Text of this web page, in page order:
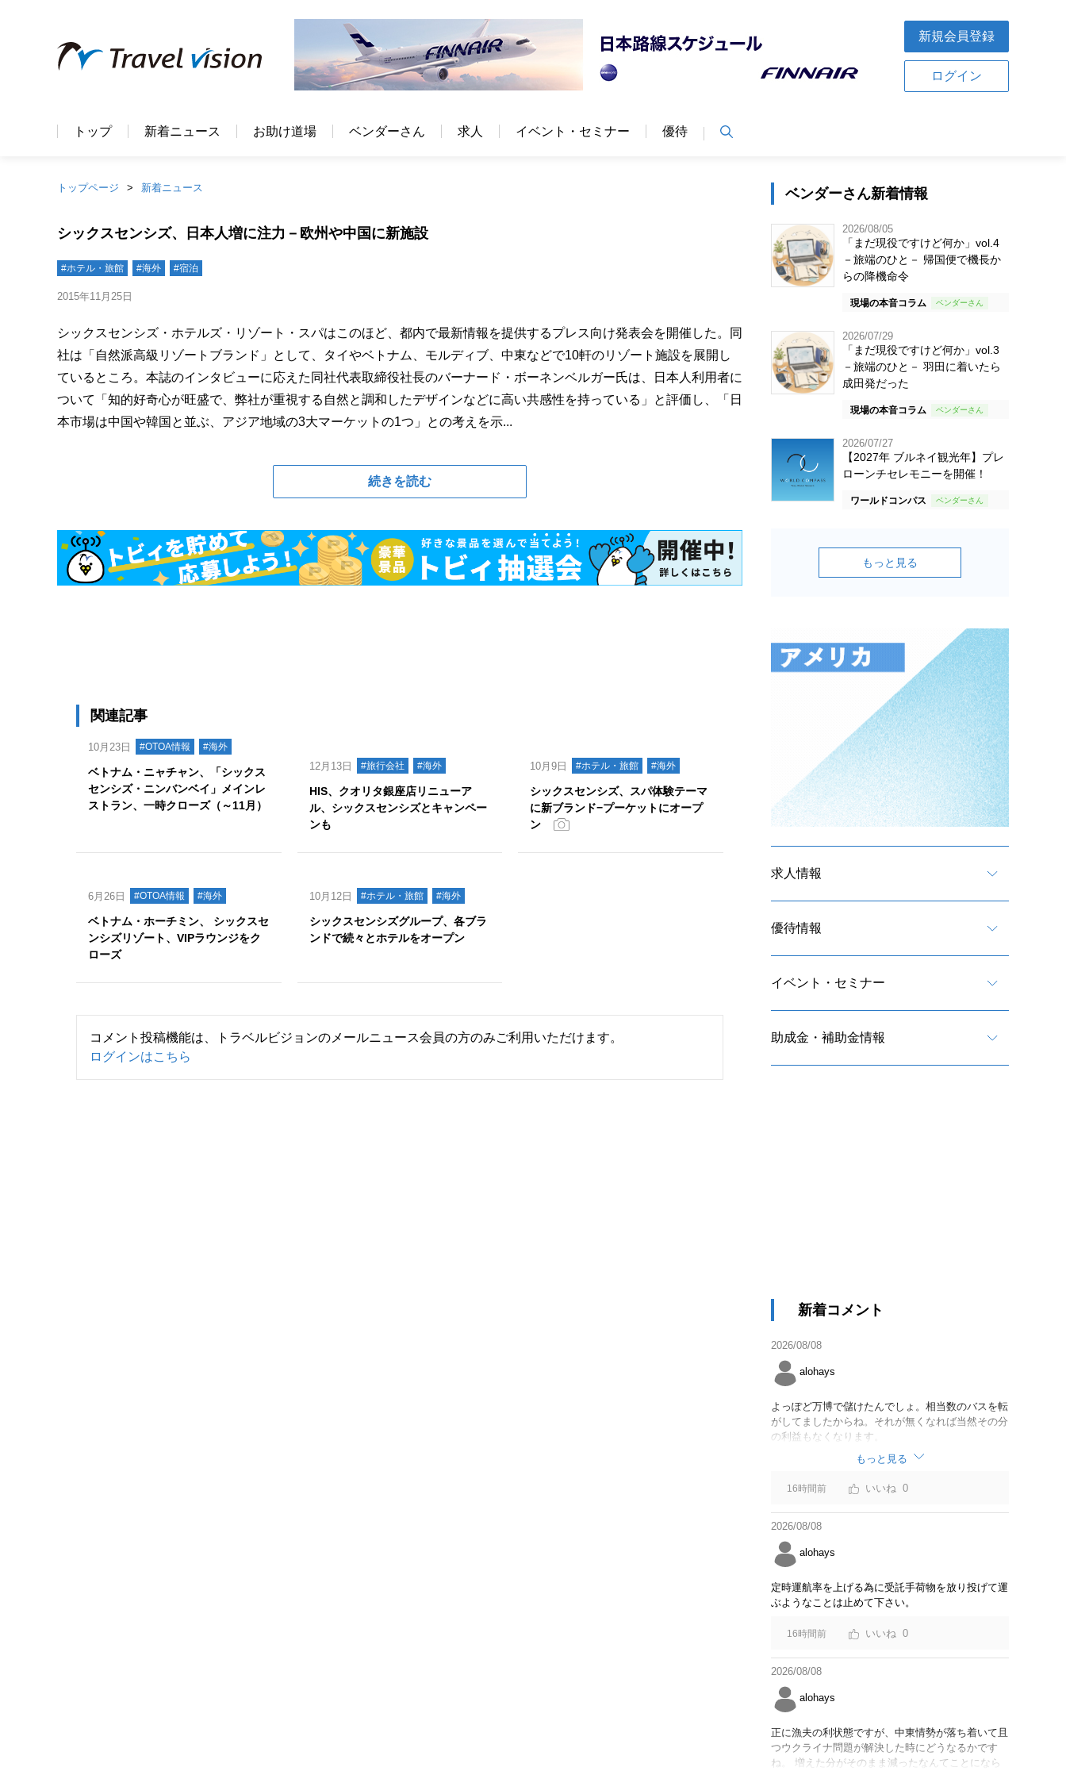
新規会員登録
ログイン
トップ 新着ニュース お助け道場 ベンダーさん 求人 イベント・セミナー 優待
トップページ 新着ニュース
シックスセンシズ、日本人増に注力－欧州や中国に新施設
#ホテル・旅館 #海外 #宿泊
2015年11月25日
シックスセンシズ・ホテルズ・リゾート・スパはこのほど、都内で最新情報を提供するプレス向け発表会を開催した。同
社は「自然派高級リゾートブランド」として、タイやベトナム、モルディブ、中東などで10軒のリゾート施設を展開し
ているところ。本誌のインタビューに応えた同社代表取締役社長のバーナード・ボーネンベルガー氏は、日本人利用者に
ついて「知的好奇心が旺盛で、弊社が重視する自然と調和したデザインなどに高い共感性を持っている」と評価し、「日
本市場は中国や韓国と並ぶ、アジア地域の3大マーケットの1つ」との考えを示...
続きを読む
関連記事
10月23日 #OTOA情報 #海外
ベトナム・ニャチャン、「シックス
センシズ・ニンバンベイ」メインレ
ストラン、一時クローズ（～11月）
12月13日 #旅行会社 #海外
HIS、クオリタ銀座店リニューア
ル、シックスセンシズとキャンペー
ンも
10月9日 #ホテル・旅館 #海外
シックスセンシズ、スパ体験テーマ
に新ブランド−プーケットにオープ
ン
6月26日 #OTOA情報 #海外
ベトナム・ホーチミン、 シックスセ
ンシズリゾート、VIPラウンジをク
ローズ
10月12日 #ホテル・旅館 #海外
シックスセンシズグループ、各ブラ
ンドで続々とホテルをオープン
コメント投稿機能は、トラベルビジョンのメールニュース会員の方のみご利用いただけます。
ログインはこちら
ベンダーさん新着情報
2026/08/05
「まだ現役ですけど何か」vol.4
－旅端のひと－ 帰国便で機長か
らの降機命令
現場の本音コラム
2026/07/29
「まだ現役ですけど何か」vol.3
－旅端のひと－ 羽田に着いたら
成田発だった
現場の本音コラム
2026/07/27
【2027年 ブルネイ観光年】プレ
ローンチセレモニーを開催！
ワールドコンパス
もっと見る
求人情報
優待情報
イベント・セミナー
助成金・補助金情報
新着コメント
2026/08/08
alohays
よっぽど万博で儲けたんでしょ。相当数のバスを転
がしてましたからね。それが無くなれば当然その分
の利益もなくなります。
もっと見る
16時間前 0
2026/08/08
alohays
定時運航率を上げる為に受託手荷物を放り投げて運
ぶようなことは止めて下さい。
16時間前 0
2026/08/08
alohays
正に漁夫の利状態ですが、中東情勢が落ち着いて且
つウクライナ問題が解決した時にどうなるかです
ね。 増えた分がそのまま減ったなんてことになら